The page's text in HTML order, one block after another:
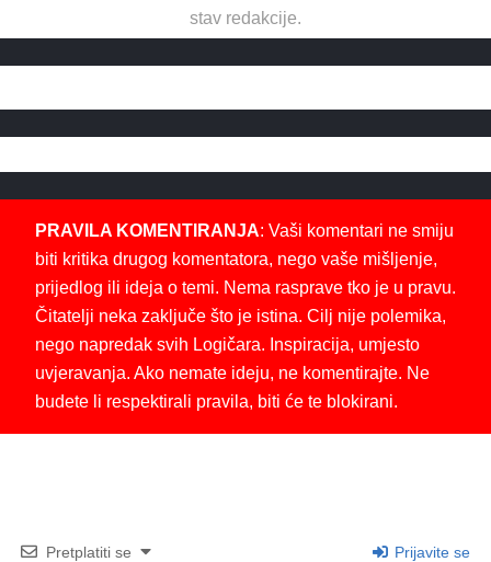
stav redakcije.
PRAVILA KOMENTIRANJA: Vaši komentari ne smiju
biti kritika drugog komentatora, nego vaše mišljenje,
prijedlog ili ideja o temi. Nema rasprave tko je u pravu.
Čitatelji neka zaključe što je istina. Cilj nije polemika,
nego napredak svih Logičara. Inspiracija, umjesto
uvjeravanja. Ako nemate ideju, ne komentirajte. Ne
budete li respektirali pravila, biti će te blokirani.
Pretplatiti se Prijavite se